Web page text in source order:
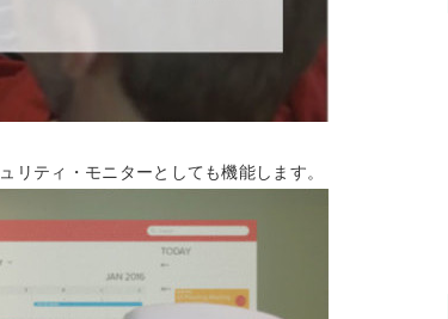
リティ・モニターとしても機能します。